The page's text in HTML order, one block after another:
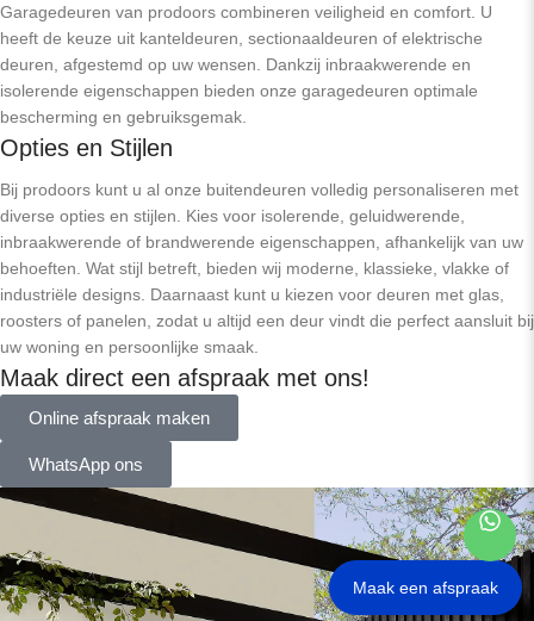
Garagedeuren van prodoors combineren veiligheid en comfort. U
heeft de keuze uit kanteldeuren, sectionaaldeuren of elektrische
deuren, afgestemd op uw wensen. Dankzij inbraakwerende en
isolerende eigenschappen bieden onze garagedeuren optimale
bescherming en gebruiksgemak.
Opties en Stijlen
Bij prodoors kunt u al onze buitendeuren volledig personaliseren met
diverse opties en stijlen. Kies voor isolerende, geluidwerende,
inbraakwerende of brandwerende eigenschappen, afhankelijk van uw
behoeften. Wat stijl betreft, bieden wij moderne, klassieke, vlakke of
industriële designs. Daarnaast kunt u kiezen voor deuren met glas,
roosters of panelen, zodat u altijd een deur vindt die perfect aansluit bij
uw woning en persoonlijke smaak.
Maak direct een afspraak met ons!
Online afspraak maken
WhatsApp ons
Maak een afspraak